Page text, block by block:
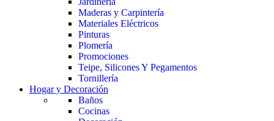
Maderas y Carpintería
Materiales Eléctricos
Pinturas
Plomería
Promociones
Teipe, Silicones Y Pegamentos
Tornillería
Hogar y Decoración
Baños
Cocinas